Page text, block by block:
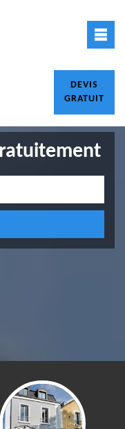
DEVIS
GRATUIT